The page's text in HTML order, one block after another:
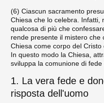
(6) Ciascun sacramento
Chiesa che lo celebra. Infatti,
qualco­sa di più che
rende presente il mistero che
Chiesa come corpo del
In questo modo la Chiesa,
sviluppa la comunione di fede
1. La vera fede e
risposta dell'uomo